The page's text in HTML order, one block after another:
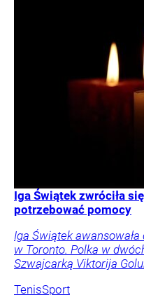
Iga Świątek zwróciła
potrzebować pomocy
Iga Świątek
w Toronto. Polka w
Szwajcarką Viktorija
TenisSport